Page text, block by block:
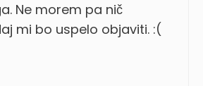
Ne morem pa nič
mi bo uspelo objaviti. :(